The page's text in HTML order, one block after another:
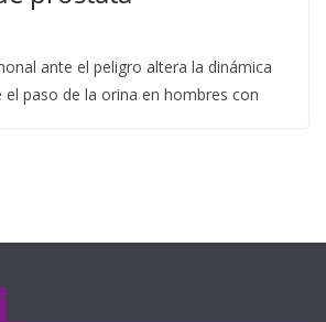
ante el peligro altera la dinámica
el paso de la orina en hombres con